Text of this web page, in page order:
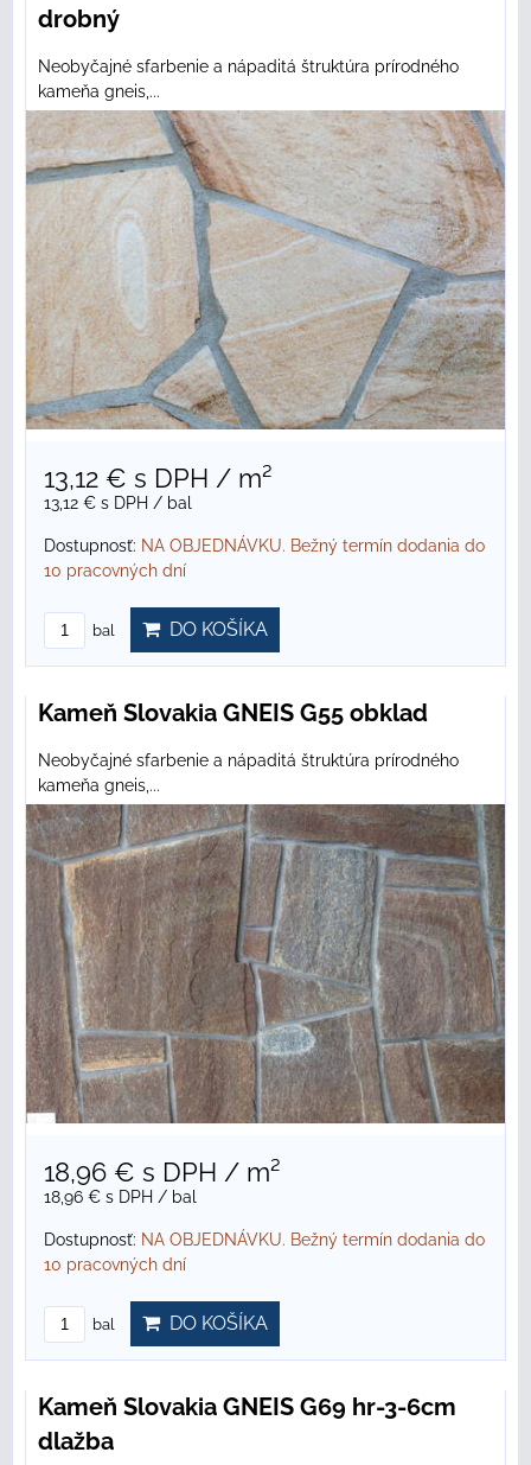
drobný
Neobyčajné sfarbenie a nápaditá štruktúra prírodného
kameňa gneis,...
13,12 € s DPH / m²
13,12 € s DPH / bal
Dostupnosť: NA OBJEDNÁVKU. Bežný termín dodania do
10 pracovných dní
bal DO KOŠÍKA
Kameň Slovakia GNEIS G55 obklad
Neobyčajné sfarbenie a nápaditá štruktúra prírodného
kameňa gneis,...
18,96 € s DPH / m²
18,96 € s DPH / bal
Dostupnosť: NA OBJEDNÁVKU. Bežný termín dodania do
10 pracovných dní
bal DO KOŠÍKA
Kameň Slovakia GNEIS G69 hr-3-6cm
dlažba